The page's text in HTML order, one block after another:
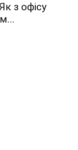
з офісу